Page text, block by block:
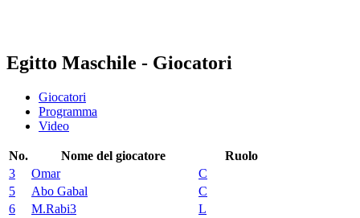
Egitto Maschile - Giocatori
Giocatori
Programma
Video
No. Nome del giocatore
Ruolo
3
Omar
C
5
Abo Gabal
C
6
M.Rabi3
L